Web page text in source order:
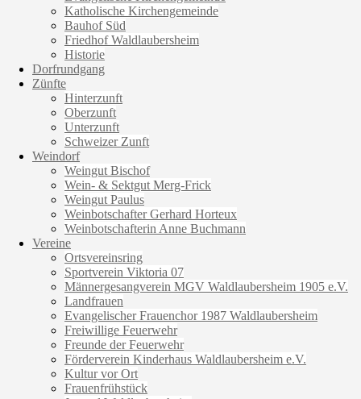
Katholische Kirchengemeinde
Bauhof Süd
Friedhof Waldlaubersheim
Historie
Dorfrundgang
Zünfte
Hinterzunft
Oberzunft
Unterzunft
Schweizer Zunft
Weindorf
Weingut Bischof
Wein- & Sektgut Merg-Frick
Weingut Paulus
Weinbotschafter Gerhard Horteux
Weinbotschafterin Anne Buchmann
Vereine
Ortsvereinsring
Sportverein Viktoria 07
Männergesangverein MGV Waldlaubersheim 1905 e.V.
Landfrauen
Evangelischer Frauenchor 1987 Waldlaubersheim
Freiwillige Feuerwehr
Freunde der Feuerwehr
Förderverein Kinderhaus Waldlaubersheim e.V.
Kultur vor Ort
Frauenfrühstück